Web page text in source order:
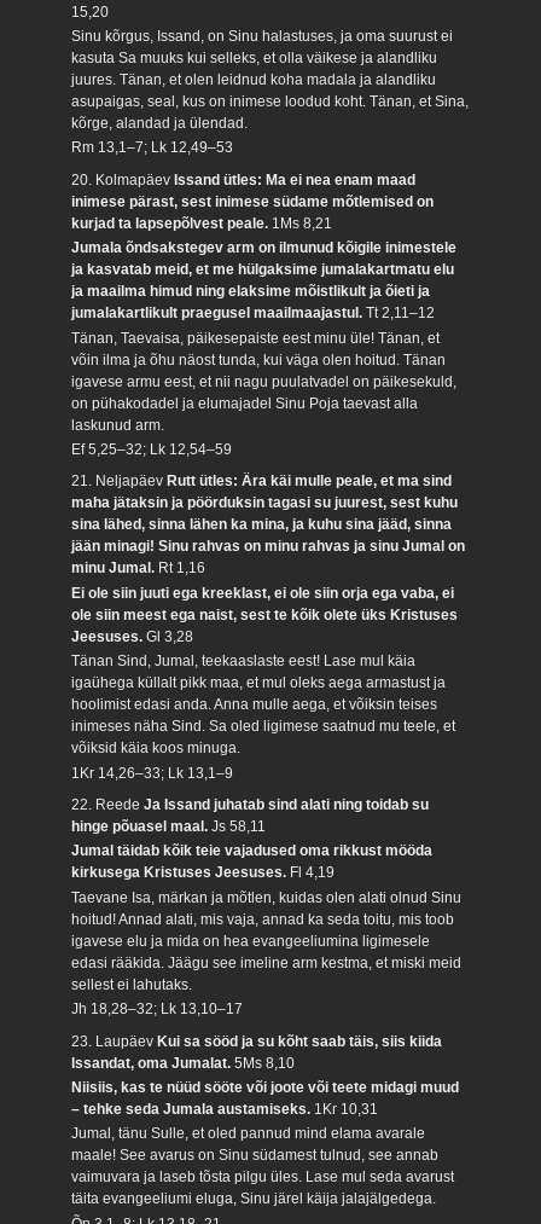
15,20
Sinu kõrgus, Issand, on Sinu halastuses, ja oma suurust ei
kasuta Sa muuks kui selleks, et olla väikese ja alandliku
juures. Tänan, et olen leidnud koha madala ja alandliku
asupaigas, seal, kus on inimese loodud koht. Tänan, et Sina,
kõrge, alandad ja ülendad.
Rm 13,1–7; Lk 12,49–53
20. KolmapäevIssand ütles: Ma ei nea enam maad
inimese pärast, sest inimese südame mõtlemised on
kurjad ta lapsepõlvest peale. 1Ms 8,21
Jumala õndsakstegev arm on ilmunud kõigile inimestele
ja kasvatab meid, et me hülgaksime jumalakartmatu elu
ja maailma himud ning elaksime mõistlikult ja õieti ja
jumalakartlikult praegusel maailmaajastul.Tt 2,11–12
Tänan, Taevaisa, päikesepaiste eest minu üle! Tänan, et
võin ilma ja õhu näost tunda, kui väga olen hoitud. Tänan
igavese armu eest, et nii nagu puulatvadel on päikesekuld,
on pühakodadel ja elumajadel Sinu Poja taevast alla
laskunud arm.
Ef 5,25–32; Lk 12,54–59
21. Neljapäev Rutt ütles: Ära käi mulle peale, et ma sind
maha jätaksin ja pöörduksin tagasi su juurest, sest kuhu
sina lähed, sinna lähen ka mina, ja kuhu sina jääd, sinna
jään minagi! Sinu rahvas on minu rahvas ja sinu Jumal on
minu Jumal. Rt 1,16
Ei ole siin juuti ega kreeklast, ei ole siin orja ega vaba, ei
ole siin meest ega naist, sest te kõik olete üks Kristuses
Jeesuses.Gl 3,28
Tänan Sind, Jumal, teekaaslaste eest! Lase mul käia
igaühega küllalt pikk maa, et mul oleks aega armastust ja
hoolimist edasi anda. Anna mulle aega, et võiksin teises
inimeses näha Sind. Sa oled ligimese saatnud mu teele, et
võiksid käia koos minuga.
1Kr 14,26–33; Lk 13,1–9
22. ReedeJa Issand juhatab sind alati ning toidab su
hinge põuasel maal.Js 58,11
Jumal täidab kõik teie vajadused oma rikkust mööda
kirkusega Kristuses Jeesuses. Fl 4,19
Taevane Isa, märkan ja mõtlen, kuidas olen alati olnud Sinu
hoitud! Annad alati, mis vaja, annad ka seda toitu, mis toob
igavese elu ja mida on hea evangeeliumina ligimesele
edasi rääkida. Jäägu see imeline arm kestma, et miski meid
sellest ei lahutaks.
Jh 18,28–32; Lk 13,10–17
23. LaupäevKui sa sööd ja su kõht saab täis, siis kiida
Issandat, oma Jumalat.5Ms 8,10
Niisiis, kas te nüüd sööte või joote või teete midagi muud
– tehke seda Jumala austamiseks. 1Kr 10,31
Jumal, tänu Sulle, et oled pannud mind elama avarale
maale! See avarus on Sinu südamest tulnud, see annab
vaimuvara ja laseb tõsta pilgu üles. Lase mul seda avarust
täita evangeeliumi eluga, Sinu järel käija jalajälgedega.